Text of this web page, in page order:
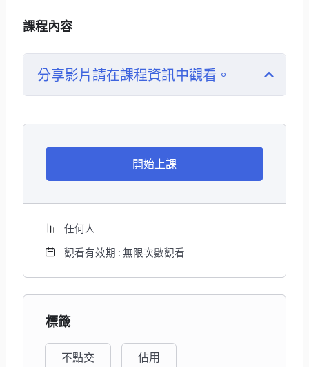
課程內容
分享影片請在課程資訊中觀看。
開始上課
任何人
觀看有效期 : 無限次數觀看
標籤
不點交 佔用